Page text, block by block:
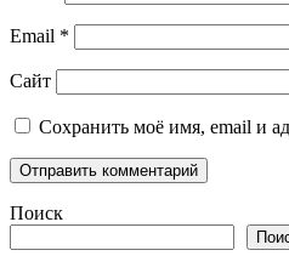
Email *
Сайт
Сохранить моё имя, email и
Поиск